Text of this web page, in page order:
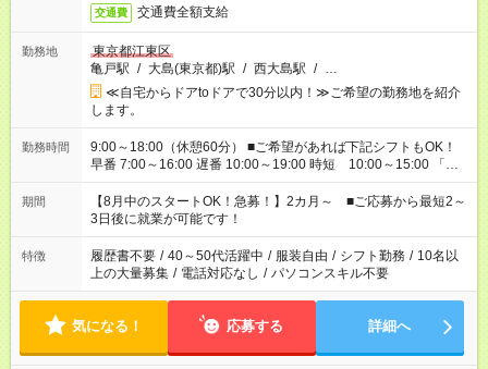
交通費 交通費全額支給
勤務地
東京都江東区
亀戸駅 / 大島(東京都)駅 / 西大島駅 / …
≪自宅からドアtoドアで30分以内！≫ご希望の勤務地を紹介
します。
勤務時間
9:00～18:00（休憩60分） ■ご希望があれば下記シフトもOK！
早番 7:00～16:00 遅番 10:00～19:00 時短 10:00～15:00 「家
族と休みを合わせたい」 「余裕を持って夕飯の準備がしたい」
「できれば残業はしたくない」 など、ご希望を教えてください
ね。 ※Wワーク希望の方へ 今ご覧のお仕事で希望する勤務時間
と、もう1つのお仕事の勤務時間。 合計で週40時間を超える場
合は応募できません。
期間
【8月中のスタートOK！急募！】2カ月～ ■ご応募から最短2～
3日後に就業が可能です！
特徴 履歴書不要 / 40～50代活躍中 / 服装自由 / シフト勤務 / 10名以
上の大量募集 / 電話対応なし / パソコンスキル不要
気になる！ 応募する 詳細へ